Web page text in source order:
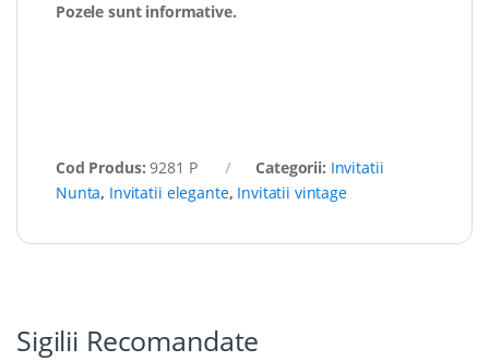
Pozele sunt informative.
Cod Produs:9281 P Categorii: Invitatii
Nunta, Invitatii elegante, Invitatii vintage
Sigilii Recomandate